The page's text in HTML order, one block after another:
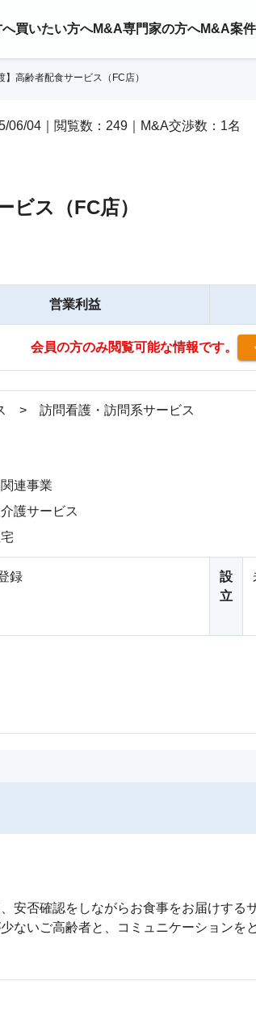
へ買いたい方へM&A専門家の方へM&A案
】高齢者配食サービス（FC店）
06/04｜閲覧数：249｜M&A交渉数：1名
ビス（FC店）
営業利益
会員の方のみ閲覧可能な情報です。
> 訪問看護・訪問系サービス
連事業
護サービス
録
設
立
安否確認をしながらお食事をお届けする
ないご高齢者と、コミュニケーションを